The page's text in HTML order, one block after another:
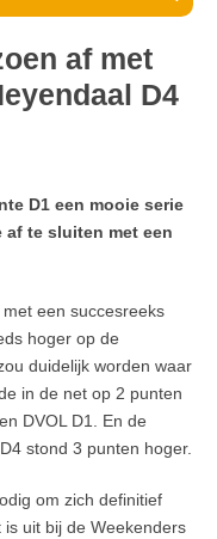
af met
D4
D1 een mooie serie
te sluiten met een
een succesreeks
hoger op de
duidelijk worden waar
in de net op 2 punten
DVOL D1. En de
stond 3 punten hoger.
om zich definitief
uit bij de Weekenders